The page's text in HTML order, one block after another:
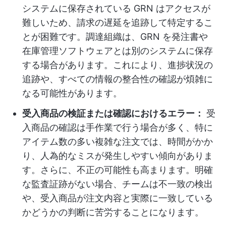
システムに保存されている GRN はアクセスが
難しいため、請求の遅延を追跡して特定するこ
とが困難です。調達組織は、GRN を発注書や
在庫管理ソフトウェアとは別のシステムに保存
する場合があります。これにより、進捗状況の
追跡や、すべての情報の整合性の確認が煩雑に
なる可能性があります。
受入商品の検証または確認におけるエラー：
受
入商品の確認は手作業で行う場合が多く、特に
アイテム数の多い複雑な注文では、時間がかか
り、人為的なミスが発生しやすい傾向がありま
す。さらに、不正の可能性も高まります。明確
な監査証跡がない場合、チームは不一致の検出
や、受入商品が注文内容と実際に一致している
かどうかの判断に苦労することになります。